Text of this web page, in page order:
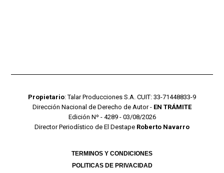
Propietario: Talar Producciones S.A. CUIT: 33-71448833-9
Dirección Nacional de Derecho de Autor - EN TRÁMITE
Edición Nº - 4289 - 03/08/2026
Director Periodístico de El Destape Roberto Navarro
TERMINOS Y CONDICIONES
POLITICAS DE PRIVACIDAD